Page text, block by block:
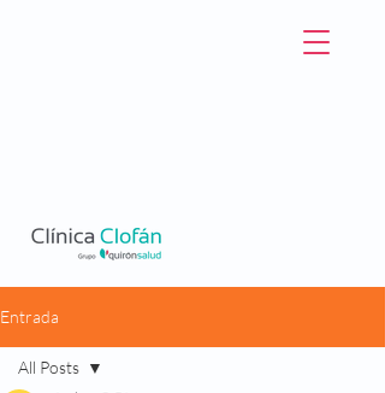
Entrada
All Posts